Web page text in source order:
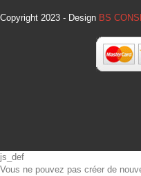
Copyright 2023 - Design BS
js_def
Vous ne pouvez pas créer de